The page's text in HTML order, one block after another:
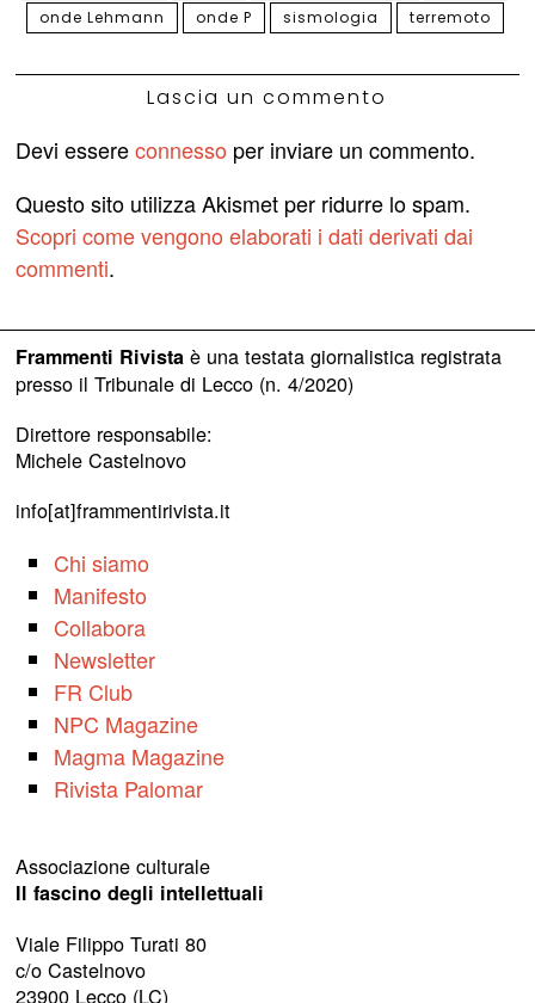
onde Lehmann
onde P sismologia terremoto
Lascia un commento
Devi essereconnesso per inviare un commento.
Questo sito utilizza Akismet per ridurre lo spam.
Scopri come vengono elaborati i dati derivati dai
commenti.
Frammenti Rivistaè una testata giornalistica registrata
presso il Tribunale di Lecco (n. 4/2020)
Direttore responsabile:
Michele Castelnovo
info[at]frammentirivista.it
Chi siamo
Manifesto
Collabora
Newsletter
FR Club
NPC Magazine
Magma Magazine
Rivista Palomar
Associazione culturale
Il fascino degli intellettuali
Viale Filippo Turati 80
c/o Castelnovo
23900 Lecco (LC)